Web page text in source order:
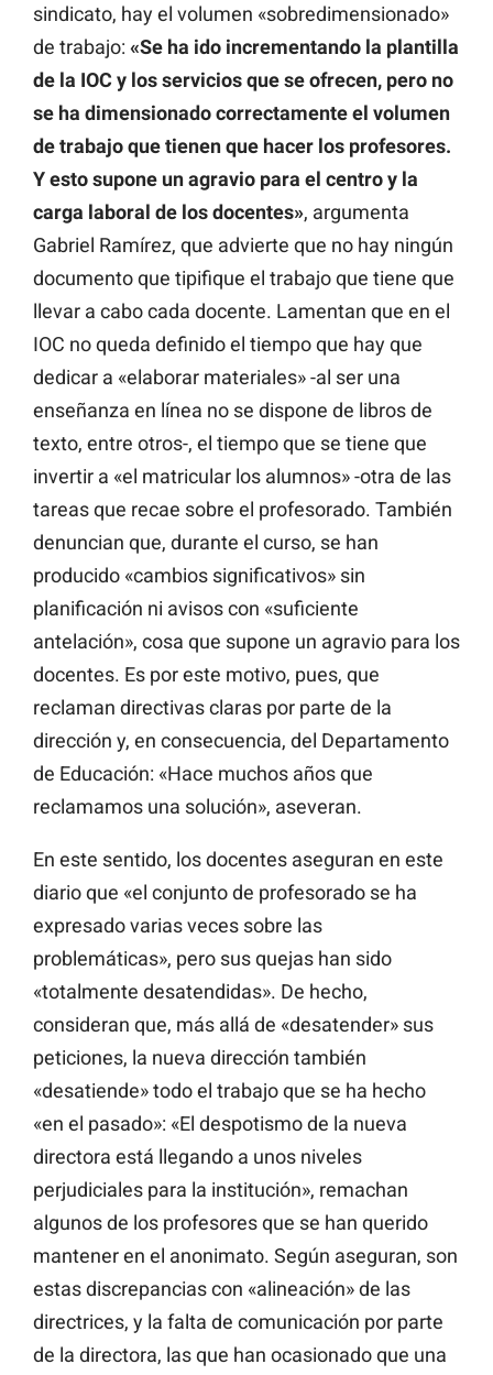
sindicato, hay el volumen «sobredimensionado»
de trabajo: «Se ha ido incrementando la plantilla
de la IOC y los servicios que se ofrecen, pero no
se ha dimensionado correctamente el volumen
de trabajo que tienen que hacer los profesores.
Y esto supone un agravio para el centro y la
carga laboral de los docentes», argumenta
Gabriel Ramírez, que advierte que no hay ningún
documento que tipifique el trabajo que tiene que
llevar a cabo cada docente. Lamentan que en el
IOC no queda definido el tiempo que hay que
dedicar a «elaborar materiales» -al ser una
enseñanza en línea no se dispone de libros de
texto, entre otros-, el tiempo que se tiene que
invertir a «el matricular los alumnos» -otra de las
tareas que recae sobre el profesorado. También
denuncian que, durante el curso, se han
producido «cambios significativos» sin
planificación ni avisos con «suficiente
antelación», cosa que supone un agravio para los
docentes. Es por este motivo, pues, que
reclaman directivas claras por parte de la
dirección y, en consecuencia, del Departamento
de Educación: «Hace muchos años que
reclamamos una solución», aseveran.
En este sentido, los docentes aseguran en este
diario que «el conjunto de profesorado se ha
expresado varias veces sobre las
problemáticas», pero sus quejas han sido
«totalmente desatendidas». De hecho,
consideran que, más allá de «desatender» sus
peticiones, la nueva dirección también
«desatiende» todo el trabajo que se ha hecho
«en el pasado»: «El despotismo de la nueva
directora está llegando a unos niveles
perjudiciales para la institución», remachan
algunos de los profesores que se han querido
mantener en el anonimato. Según aseguran, son
estas discrepancias con «alineación» de las
directrices, y la falta de comunicación por parte
de la directora, las que han ocasionado que una